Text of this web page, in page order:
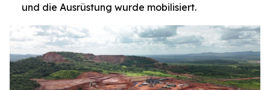
und die Ausrüstung wurde mobilisiert.